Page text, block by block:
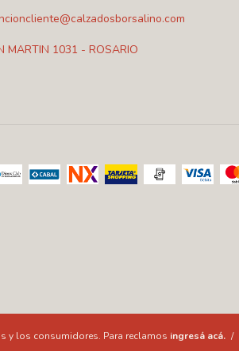
MARTIN 1031 - ROSARIO
y los consumidores. Para reclamos ingresá acá. /